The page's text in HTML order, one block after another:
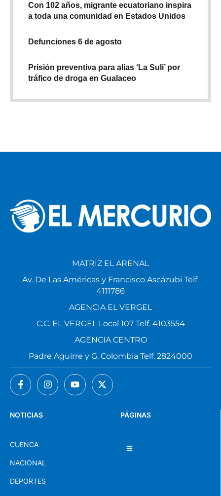
Con 102 años, migrante ecuatoriano inspira
a toda una comunidad en Estados Unidos
Defunciones 6 de agosto
Prisión preventiva para alias ‘La Suli’ por
tráfico de droga en Gualaceo
PÁGINAS
NOTICIAS
CUENCA
NACIONAL
DEPORTES
MATRIZ EL ARENAL
Av. De Las Américas y Francisco Ascázubi Telf.
4111786
AGENCIA EL VERGEL
C.C. EL VERGEL Local 107 Telf. 4103554
AGENCIA CENTRO
Padre Aguirre y G. Colombia Telf. 2824000